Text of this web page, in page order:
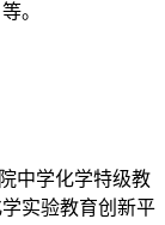
。
中学化学特级教
实验教育创新平